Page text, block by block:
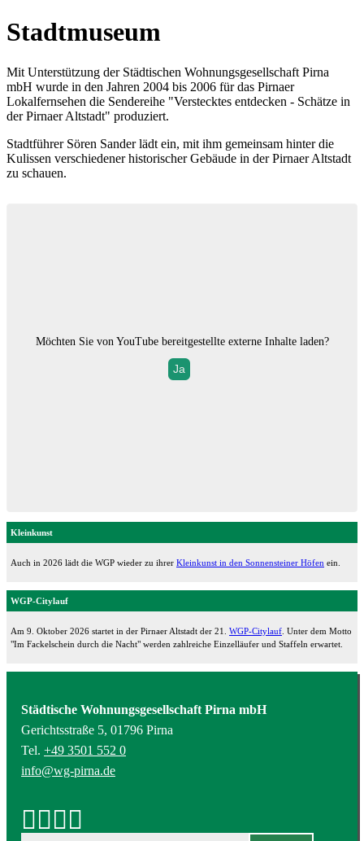
Stadtmuseum
Mit Unterstützung der Städtischen Wohnungsgesellschaft Pirna
mbH wurde in den Jahren 2004 bis 2006 für das Pirnaer
Lokalfernsehen die Sendereihe "Verstecktes entdecken - Schätze in
der Pirnaer Altstadt" produziert.
Stadtführer Sören Sander lädt ein, mit ihm gemeinsam hinter die
Kulissen verschiedener historischer Gebäude in der Pirnaer Altstadt
zu schauen.
Möchten Sie von YouTubebereitgestellte externe Inhalte laden?
Ja
Kleinkunst
Auch in 2026 lädt die WGP wieder zu ihrer Kleinkunst in den Sonnensteiner Höfen ein.
WGP-Citylauf
Am 9. Oktober 2026 startet in der Pirnaer Altstadt der 21. WGP-Citylauf . Unter dem Motto
"Im Fackelschein durch die Nacht" werden zahlreiche Einzelläufer und Staffeln erwartet.
Städtische Wohnungsgesellschaft Pirna mbH
Gerichtsstraße 5, 01796 Pirna
Tel. +49 3501 552 0
info@wg-pirna.de